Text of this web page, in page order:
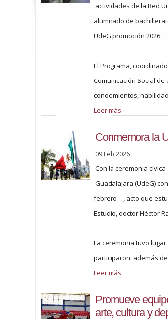
actividades de la Red
alumnado de
UdeG promoción 2026.
El Programa,
Comunicación Social
conocimientos,
Leer más
Conmemora la
09 Feb 2026
Con la ceremonia
Guadalajara (UdeG)
febrero—, acto que
Estudio, doctor Héctor
La ceremonia tuvo
participaron, además
Leer más
Promueve
arte, cultura y